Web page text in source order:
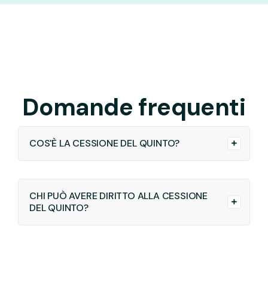
Domande frequenti
COS'È LA CESSIONE DEL QUINTO?
CHI PUÒ AVERE DIRITTO ALLA CESSIONE
DEL QUINTO?